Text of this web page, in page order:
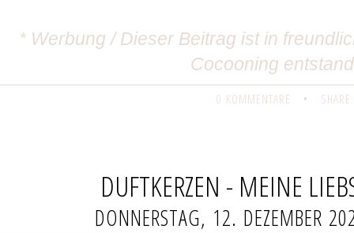
* Werbung / Dieser Beitrag ist in
Cocooning
0 KOMMENTARE • SHARE:
DUFTKERZEN - MEINE
DONNERSTAG, 12. DEZEMBER